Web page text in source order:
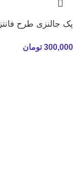
پک جالنزی طرح
300,000 تومان